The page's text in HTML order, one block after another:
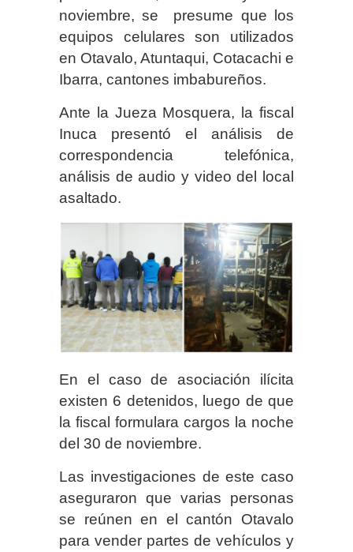
noviembre, se presume que los
equipos celulares son utilizados
en Otavalo, Atuntaqui, Cotacachi e
Ibarra, cantones imbabureños.
Ante la Jueza Mosquera, la fiscal
Inuca presentó el análisis de
correspondencia telefónica,
análisis de audio y video del local
asaltado.
En el caso de asociación ilícita
existen 6 detenidos, luego de que
la fiscal formulara cargos la noche
del 30 de noviembre.
Las investigaciones de este caso
aseguraron que varias personas
se reúnen en el cantón Otavalo
para vender partes de vehículos y